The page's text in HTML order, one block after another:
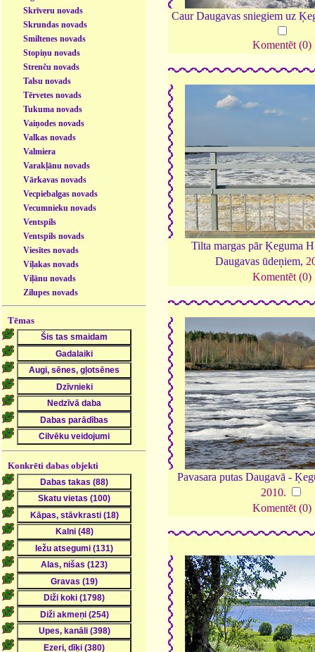
Skrīveru novads
Skrundas novads
Smiltenes novads
Stopiņu novads
Strenču novads
Talsu novads
Tērvetes novads
Tukuma novads
Vaiņodes novads
Valkas novads
Valmiera
Varakļānu novads
Vārkavas novads
Vecpiebalgas novads
Vecumnieku novads
Ventspils
Ventspils novads
Viesītes novads
Viļakas novads
Viļānu novads
Zilupes novads
Tēmas
Konkrēti dabas objekti
Caur Daugavas sniegiem uz
Komentēt (0)
Tilta margas pār Ķeguma
Daugavas ūdeņiem,
Komentēt (0)
Pavasara putas Daugavā -
2010.
Komentēt (0)